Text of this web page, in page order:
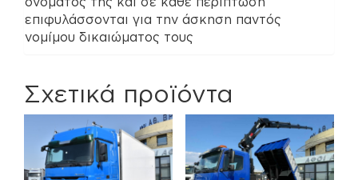
επιφυλάσσονται για την άσκηση παντός
νομίμου δικαιώματος τους
Σχετικά προϊόντα